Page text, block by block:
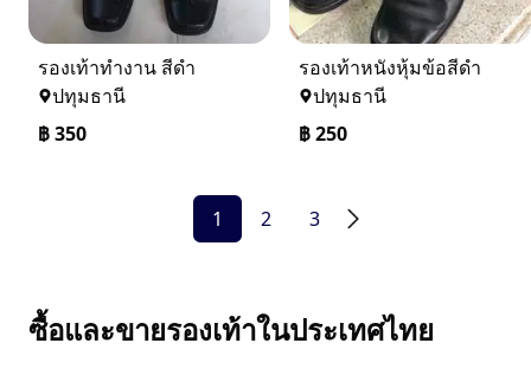
รองเท้าทำงาน สีดำ
ปทุมธานี
฿350
รองเท้าหนังหุ้มข้อสีดำ
ปทุมธานี
฿250
1 2 3
ซื้อและขายรองเท้าในประเทศไทย